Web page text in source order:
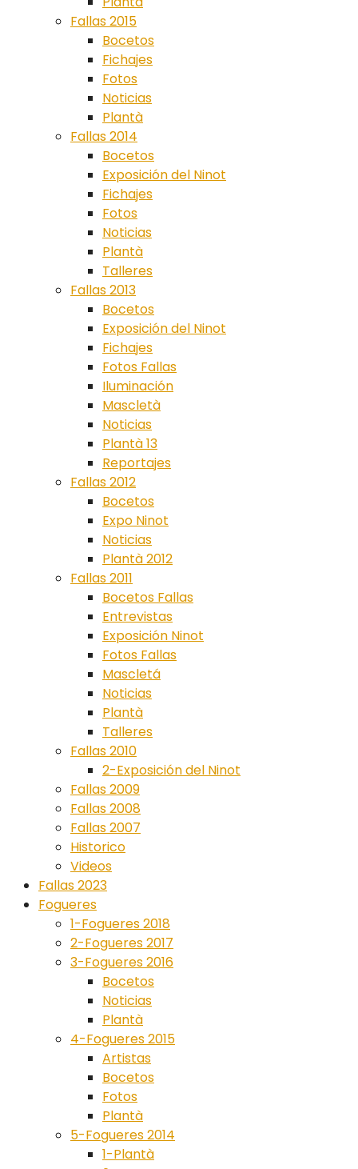
Fallas 2015
Bocetos
Fichajes
Fotos
Noticias
Plantà
Fallas 2014
Bocetos
Exposición del Ninot
Fichajes
Fotos
Noticias
Plantà
Talleres
Fallas 2013
Bocetos
Exposición del Ninot
Fichajes
Fotos Fallas
Iluminación
Mascletà
Noticias
Plantà 13
Reportajes
Fallas 2012
Bocetos
Expo Ninot
Noticias
Plantà 2012
Fallas 2011
Bocetos Fallas
Entrevistas
Exposición Ninot
Fotos Fallas
Mascletá
Noticias
Plantà
Talleres
Fallas 2010
2-Exposición del Ninot
Fallas 2009
Fallas 2008
Fallas 2007
Historico
Videos
Fallas 2023
Fogueres
1-Fogueres 2018
2-Fogueres 2017
3-Fogueres 2016
Bocetos
Noticias
Plantà
4-Fogueres 2015
Artistas
Bocetos
Fotos
Plantà
5-Fogueres 2014
1-Plantà